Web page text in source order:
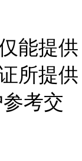
能提供
所提供
考交